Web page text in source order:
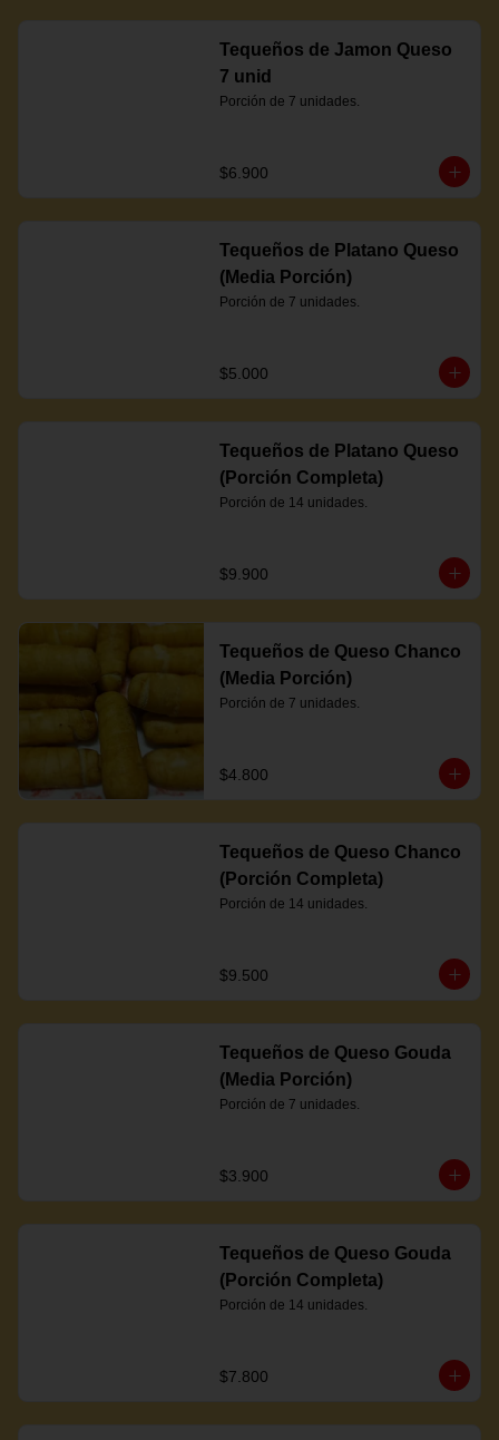
Tequeños de Jamon Queso
7 unid
Porción de 7 unidades.
$6.900
Tequeños de Platano Queso
(Media Porción)
Porción de 7 unidades.
$5.000
Tequeños de Platano Queso
(Porción Completa)
Porción de 14 unidades.
$9.900
Tequeños de Queso Chanco
(Media Porción)
Porción de 7 unidades.
$4.800
Tequeños de Queso Chanco
(Porción Completa)
Porción de 14 unidades.
$9.500
Tequeños de Queso Gouda
(Media Porción)
Porción de 7 unidades.
$3.900
Tequeños de Queso Gouda
(Porción Completa)
Porción de 14 unidades.
$7.800